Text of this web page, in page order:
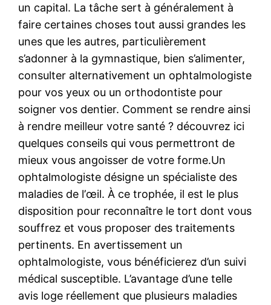
un capital. La tâche sert à généralement à
faire certaines choses tout aussi grandes les
unes que les autres, particulièrement
s’adonner à la gymnastique, bien s’alimenter,
consulter alternativement un ophtalmologiste
pour vos yeux ou un orthodontiste pour
soigner vos dentier. Comment se rendre ainsi
à rendre meilleur votre santé ? découvrez ici
quelques conseils qui vous permettront de
mieux vous angoisser de votre forme.Un
ophtalmologiste désigne un spécialiste des
maladies de l’œil. À ce trophée, il est le plus
disposition pour reconnaître le tort dont vous
souffrez et vous proposer des traitements
pertinents. En avertissement un
ophtalmologiste, vous bénéficierez d’un suivi
médical susceptible. L’avantage d’une telle
avis loge réellement que plusieurs maladies